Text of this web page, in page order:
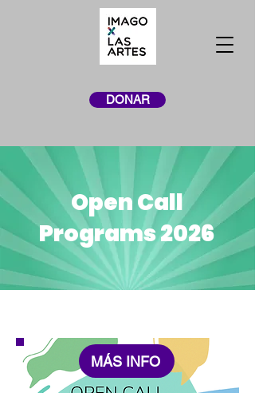
DONAR
Open Call
Programs 2026
MÁS INFO